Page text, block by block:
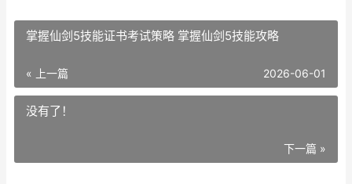
掌握仙剑5技能证书考试策略 掌握仙剑5技能攻略
« 上一篇 2026-06-01
没有了！
下一篇 »